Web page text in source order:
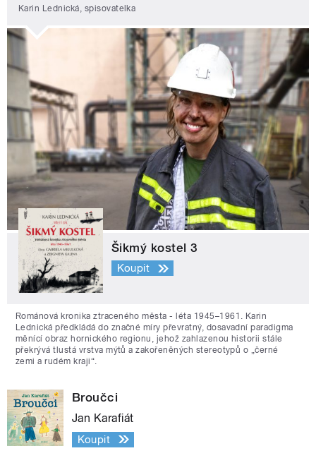
Karin Lednická, spisovatelka
Šikmý kostel 3
Koupit
Románová kronika ztraceného města - léta 1945–1961. Karin
Lednická předkládá do značné míry převratný, dosavadní paradigma
měnící obraz hornického regionu, jehož zahlazenou historii stále
překrývá tlustá vrstva mýtů a zakořeněných stereotypů o „černé
zemi a rudém kraji“.
Broučci
Jan Karafiát
Koupit